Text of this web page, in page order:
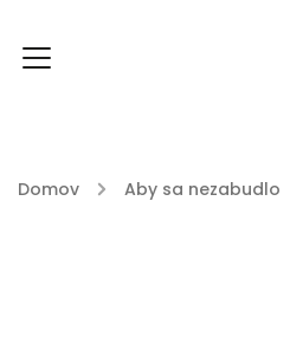
Domov / Aby sa nezabudlo